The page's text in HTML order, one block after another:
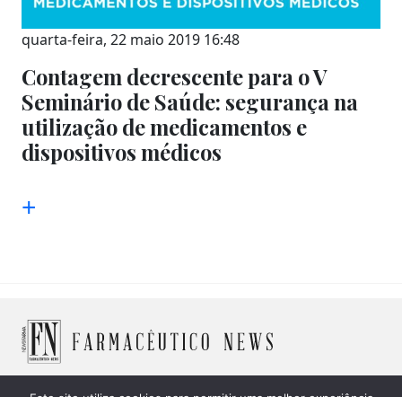
quarta-feira, 22 maio 2019 16:48
Contagem decrescente para o V
Seminário de Saúde: segurança na
utilização de medicamentos e
dispositivos médicos
+